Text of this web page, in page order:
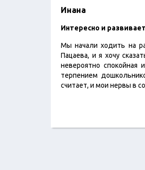
Инана
Интересно и
Мы начали ходить на
Пацаева, и я хочу
невероятно
терпением
считает, и мои нервы в